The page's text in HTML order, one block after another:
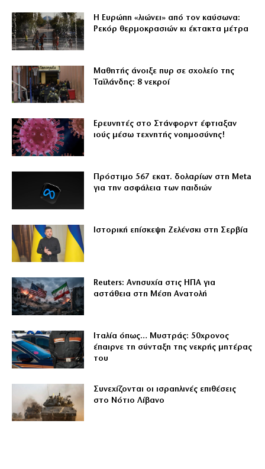
Η Ευρώπη «λιώνει» από τον καύσωνα:
Ρεκόρ θερμοκρασιών κι έκτακτα μέτρα
Μαθητής άνοιξε πυρ σε σχολείο της
Ταϊλάνδης: 8 νεκροί
Ερευνητές στο Στάνφορντ έφτιαξαν
ιούς μέσω τεχνητής νοημοσύνης!
Πρόστιμο 567 εκατ. δολαρίων στη Meta
για την ασφάλεια των παιδιών
Ιστορική επίσκεψη Ζελένσκι στη Σερβία
Reuters: Ανησυχία στις ΗΠΑ για
αστάθεια στη Μέση Ανατολή
Ιταλία όπως… Μυστράς: 50χρονος
έπαιρνε τη σύνταξη της νεκρής μητέρας
του
Συνεχίζονται οι ισραηλινές επιθέσεις
στο Νότιο Λίβανο